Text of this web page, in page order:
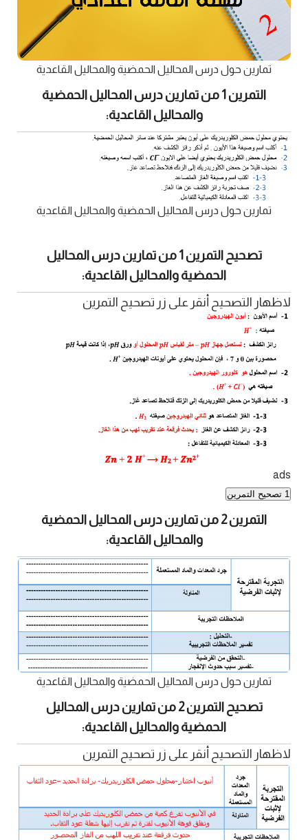
تمارين حول درس المحاليل الحمضية والمحاليل القاعدية
التمرين 1 من تمارين درس المحاليل الحمضية
والمحاليل القاعدية:
تمارين حول درس المحاليل الحمضية والمحاليل القاعدية
تصحيح التمرين 1 من تمارين درس المحاليل
الحمضية والمحاليل القاعدية:
لاظهار التصحيح أنقر على زر تصحيح التمرين
ads
1 تصحيح التمرين
التمرين 2 من تمارين درس المحاليل الحمضية
والمحاليل القاعدية:
تمارين حول درس المحاليل الحمضية والمحاليل القاعدية
تصحيح التمرين 2 من تمارين درس المحاليل
الحمضية والمحاليل القاعدية:
لاظهار التصحيح أنقر على زر تصحيح التمرين